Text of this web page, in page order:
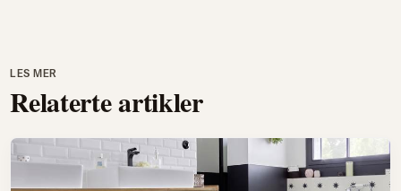
LES MER
Relaterte artikler